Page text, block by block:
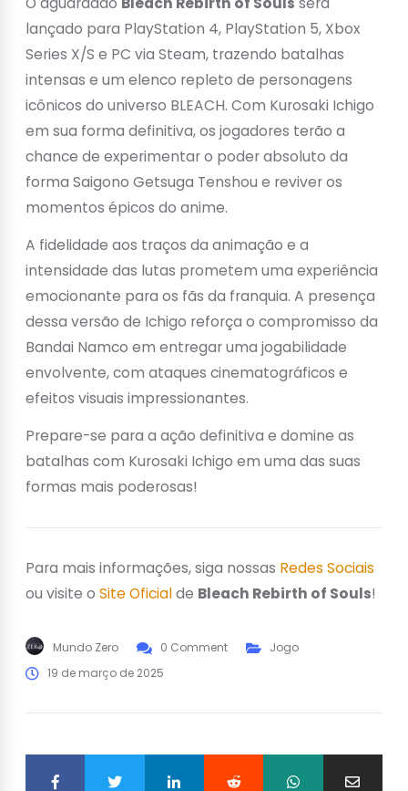
lançado para PlayStation 4, PlayStation 5, Xbox
Series X/S e PC via Steam, trazendo batalhas
intensas e um elenco repleto de personagens
icônicos do universo BLEACH. Com Kurosaki Ichigo
em sua forma definitiva, os jogadores terão a
chance de experimentar o poder absoluto da
forma Saigono Getsuga Tenshou e reviver os
momentos épicos do anime.
A fidelidade aos traços da animação e a
intensidade das lutas prometem uma experiência
emocionante para os fãs da franquia. A presença
dessa versão de Ichigo reforça o compromisso da
Bandai Namco em entregar uma jogabilidade
envolvente, com ataques cinematográficos e
efeitos visuais impressionantes.
Prepare-se para a ação definitiva e domine as
batalhas com Kurosaki Ichigo em uma das suas
formas mais poderosas!
Para mais informações, siga nossas Redes Sociais
ou visite o Site Oficialde Bleach Rebirth of Souls!
Mundo Zero 0 Comment
Jogo
19 de março de 2025